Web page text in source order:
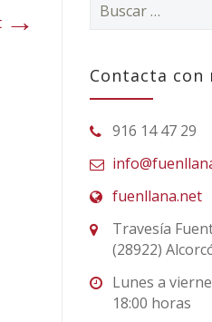
→
Contacta con
916 14 47 29
fuenllana.net
Travesía
(28922)
Lunes a
18:00 horas